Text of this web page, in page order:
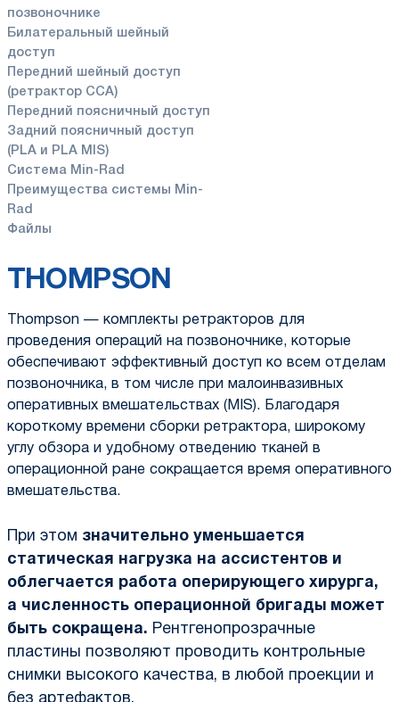
THOMPSON
Thompson — комплекты ретракторов для
проведения операций на позвоночнике, которые
обеспечивают эффективный доступ ко всем отделам
позвоночника, в том числе при малоинвазивных
оперативных вмешательствах (MIS). Благодаря
короткому времени сборки ретрактора, широкому
углу обзора и удобному отведению тканей в
операционной ране сокращается время оперативного
вмешательства.
При этом значительно уменьшается
статическая нагрузка на ассистентов и
облегчается работа оперирующего хирурга,
а численность операционной бригады может
быть сокращена. Рентгенопрозрачные
пластины позволяют проводить контрольные
снимки высокого качества, в любой проекции и
без артефактов.
позвоночнике
Билатеральный шейный
доступ
Передний шейный доступ
(ретрактор CCA)
Передний поясничный доступ
Задний поясничный доступ
(PLA и PLA MIS)
Система Min-Rad
Преимущества системы Min-
Rad
Файлы